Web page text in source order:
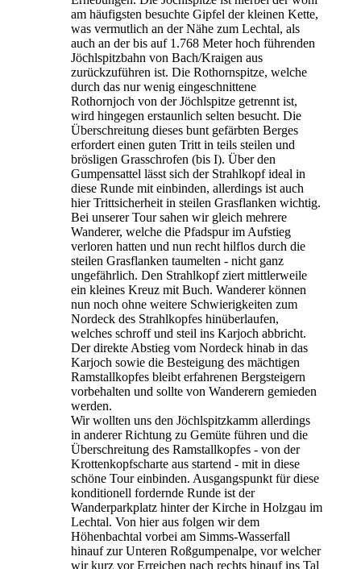
am häufigsten besuchte Gipfel der kleinen Kette,
was vermutlich an der Nähe zum Lechtal, als
auch an der bis auf 1.768 Meter hoch führenden
Jöchlspitzbahn von Bach/Kraigen aus
zurückzuführen ist. Die Rothornspitze, welche
durch das nur wenig eingeschnittene
Rothornjoch von der Jöchlspitze getrennt ist,
wird hingegen erstaunlich selten besucht. Die
Überschreitung dieses bunt gefärbten Berges
erfordert einen guten Tritt in teils steilen und
brösligen Grasschrofen (bis I). Über den
Gumpensattel lässt sich der Strahlkopf ideal in
diese Runde mit einbinden, allerdings ist auch
hier Trittsicherheit in steilen Grasflanken wichtig.
Bei unserer Tour sahen wir gleich mehrere
Wanderer, welche die Pfadspur im Aufstieg
verloren hatten und nun recht hilflos durch die
steilen Grasflanken taumelten - nicht ganz
ungefährlich. Den Strahlkopf ziert mittlerweile
ein kleines Kreuz mit Buch. Wanderer können
nun noch ohne weitere Schwierigkeiten zum
Nordeck des Strahlkopfes hinüberlaufen,
welches schroff und steil ins Karjoch abbricht.
Der direkte Abstieg vom Nordeck hinab in das
Karjoch sowie die Besteigung des mächtigen
Ramstallkopfes bleibt erfahrenen Bergsteigern
vorbehalten und sollte von Wanderern gemieden
werden.
Wir wollten uns den Jöchlspitzkamm allerdings
in anderer Richtung zu Gemüte führen und die
Überschreitung des Ramstallkopfes - von der
Krottenkopfscharte aus startend - mit in diese
schöne Tour einbinden. Ausgangspunkt für diese
konditionell fordernde Runde ist der
Wanderparkplatz hinter der Kirche in Holzgau im
Lechtal. Von hier aus folgen wir dem
Höhenbachtal vorbei am Simms-Wasserfall
hinauf zur Unteren Roßgumpenalpe, vor welcher
wir kurz vor Erreichen nach rechts hinauf ins Tal